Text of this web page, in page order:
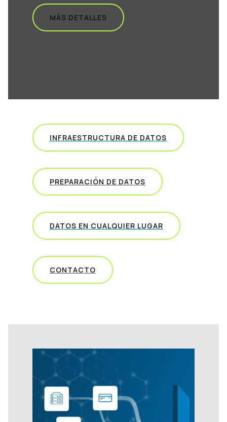
MÁS DETALLES
INFRAESTRUCTURA DE DATOS
PREPARACIÓN DE DATOS
DATOS EN CUALQUIER LUGAR
CONTACTO